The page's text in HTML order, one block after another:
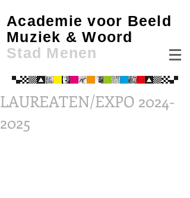
Academie voor Beeld
Muziek & Woord
Stad Menen
LAUREATEN/EXPO 2024-
2025